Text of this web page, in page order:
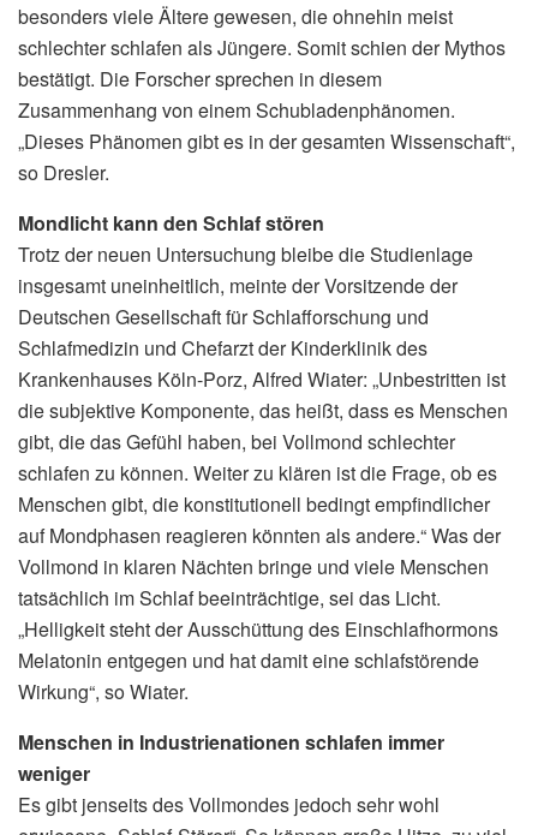
besonders viele Ältere gewesen, die ohnehin meist
schlechter schlafen als Jüngere. Somit schien der Mythos
bestätigt. Die Forscher sprechen in diesem
Zusammenhang von einem Schubladenphänomen.
„Dieses Phänomen gibt es in der gesamten Wissenschaft“,
so Dresler.
Mondlicht kann den Schlaf stören
Trotz der neuen Untersuchung bleibe die Studienlage
insgesamt uneinheitlich, meinte der Vorsitzende der
Deutschen Gesellschaft für Schlafforschung und
Schlafmedizin und Chefarzt der Kinderklinik des
Krankenhauses Köln-Porz, Alfred Wiater: „Unbestritten ist
die subjektive Komponente, das heißt, dass es Menschen
gibt, die das Gefühl haben, bei Vollmond schlechter
schlafen zu können. Weiter zu klären ist die Frage, ob es
Menschen gibt, die konstitutionell bedingt empfindlicher
auf Mondphasen reagieren könnten als andere.“ Was der
Vollmond in klaren Nächten bringe und viele Menschen
tatsächlich im Schlaf beeinträchtige, sei das Licht.
„Helligkeit steht der Ausschüttung des Einschlafhormons
Melatonin entgegen und hat damit eine schlafstörende
Wirkung“, so Wiater.
Menschen in Industrienationen schlafen immer
weniger
Es gibt jenseits des Vollmondes jedoch sehr wohl